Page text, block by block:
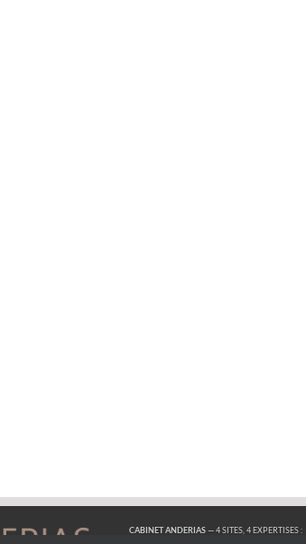
CABINET ANDERIAS— 4 SITES, 4 EXPERTISES :